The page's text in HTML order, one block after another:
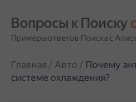
Вопросы к Поиску
Примеры ответов Поиска с
Главная / Авто / Почему
системе охлаждения?